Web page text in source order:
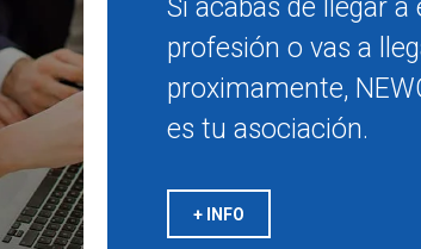
Si acabas de llegar a
profesión o vas a
proximamente,
es tu asociación.
+ INFO